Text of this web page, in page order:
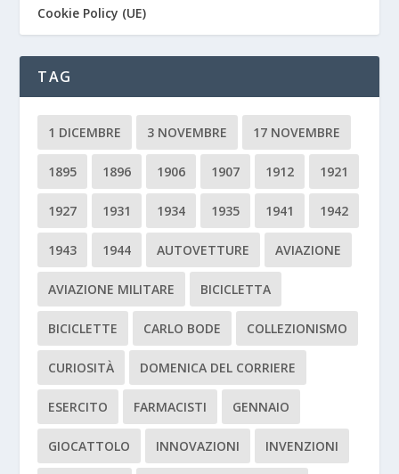
Cookie Policy (UE)
TAG
1 DICEMBRE 3 NOVEMBRE 17 NOVEMBRE
1895 1896 1906 1907 1912 1921
1927 1931 1934 1935 1941 1942
1943 1944 AUTOVETTURE AVIAZIONE
AVIAZIONE MILITARE BICICLETTA
BICICLETTE CARLO BODE COLLEZIONISMO
CURIOSITÀ DOMENICA DEL CORRIERE
ESERCITO FARMACISTI GENNAIO
GIOCATTOLO INNOVAZIONI INVENZIONI